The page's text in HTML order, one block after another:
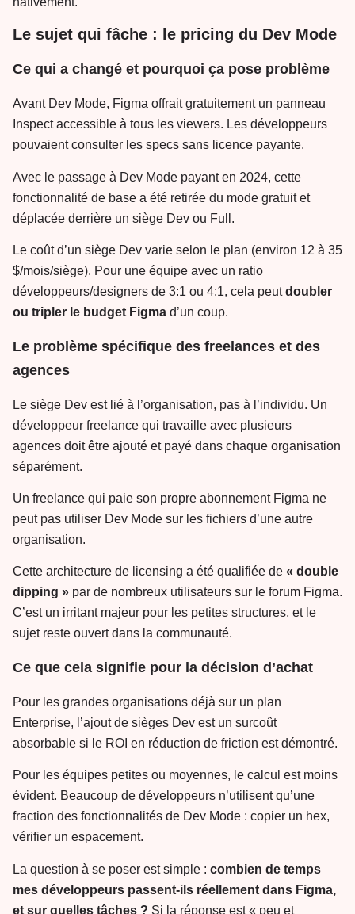
Le sujet qui fâche : le pricing du Dev Mode
Ce qui a changé et pourquoi ça pose problème
Avant Dev Mode, Figma offrait gratuitement un panneau
Inspect accessible à tous les viewers. Les développeurs
pouvaient consulter les specs sans licence payante.
Avec le passage à Dev Mode payant en 2024, cette
fonctionnalité de base a été retirée du mode gratuit et
déplacée derrière un siège Dev ou Full.
Le coût d’un siège Dev varie selon le plan (environ 12 à 35
$/mois/siège). Pour une équipe avec un ratio
développeurs/designers de 3:1 ou 4:1, cela peutdoubler
ou tripler le budget Figma d’un coup.
Le problème spécifique des freelances et des
agences
Le siège Dev est lié à l’organisation, pas à l’individu. Un
développeur freelance qui travaille avec plusieurs
agences doit être ajouté et payé dans chaque organisation
séparément.
Un freelance qui paie son propre abonnement Figma ne
peut pas utiliser Dev Mode sur les fichiers d’une autre
organisation.
Cette architecture de licensing a été qualifiée de « double
dipping » par de nombreux utilisateurs sur le forum Figma.
C’est un irritant majeur pour les petites structures, et le
sujet reste ouvert dans la communauté.
Ce que cela signifie pour la décision d’achat
Pour les grandes organisations déjà sur un plan
Enterprise, l’ajout de sièges Dev est un surcoût
absorbable si le ROI en réduction de friction est démontré.
Pour les équipes petites ou moyennes, le calcul est moins
évident. Beaucoup de développeurs n’utilisent qu’une
fraction des fonctionnalités de Dev Mode : copier un hex,
vérifier un espacement.
La question à se poser est simple : combien de temps
mes développeurs passent-ils réellement dans Figma,
et sur quelles tâches ? Si la réponse est « peu et